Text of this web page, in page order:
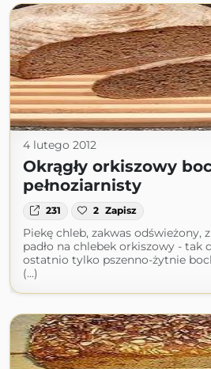
4 lutego 2012
Okrągły orkiszowy
pełnoziarnisty
231 2 Zapisz
Piekę chleb, zakwas odświeżony,
padło na chlebek orkiszowy - tak
ostatnio tylko pszenno-żytnie
(...)